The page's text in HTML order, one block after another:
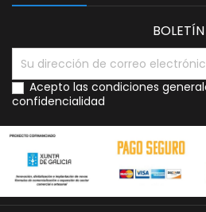
BOLETÍN
Acepto las condiciones
confidencialidad